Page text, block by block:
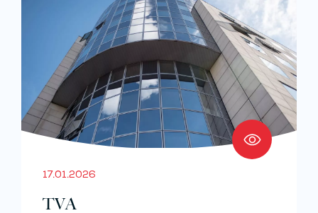
17.01.2026
TVA